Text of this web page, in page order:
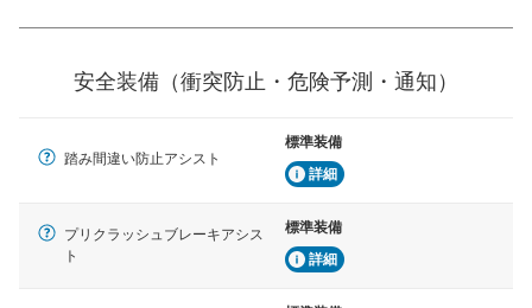
ーキアシスト、ABSなどが装備されています。
見えにくい場所に潜む危険を予測・通知するためのシス
テムなどが装備されています。
車線のはみだしやふらつきを防止するためにレーンキー
プアシストなどが装備されています
安全装備（衝突防止・危険予測・通知）
踏み間違い防止アシスト
標準装備
詳細
プリクラッシュブレーキアシス
ト
標準装備
詳細